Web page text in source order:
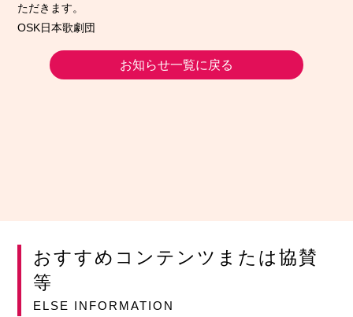
ただきます。
OSK日本歌劇団
お知らせ一覧に戻る
おすすめコンテンツまたは協賛
等
ELSE INFORMATION